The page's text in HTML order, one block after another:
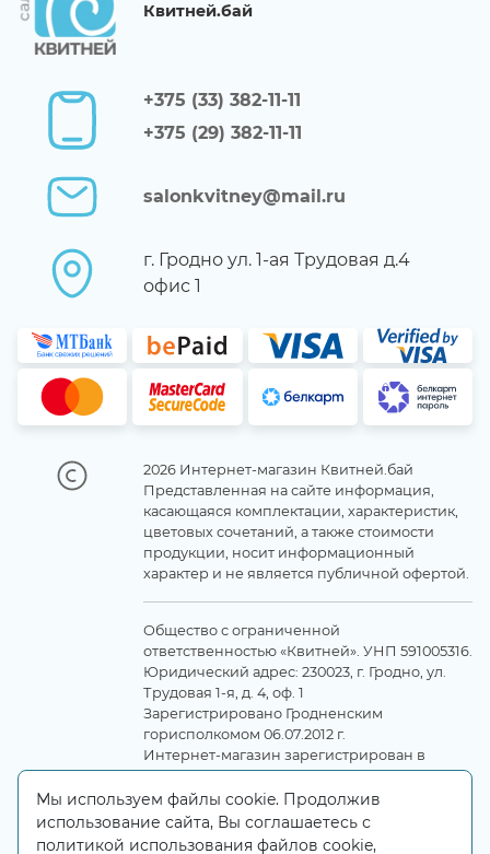
Квитней.бай
+375 (33) 382-11-11
+375 (29) 382-11-11
salonkvitney@mail.ru
г. Гродно ул. 1-ая Трудовая д.4
офис 1
2026 Интернет-магазин Квитней.бай
Представленная на сайте информация,
касающаяся комплектации, характеристик,
цветовых сочетаний, а также стоимости
продукции, носит информационный
характер и не является публичной офертой.
Общество с ограниченной
ответственностью «Квитней». УНП 591005316.
Юридический адрес: 230023, г. Гродно, ул.
Трудовая 1-я, д. 4, оф. 1
Зарегистрировано Гродненским
горисполкомом 06.07.2012 г.
Интернет-магазин зарегистрирован в
Торговом реестре 23 августа 2023 г. за
№563430
Мы используем файлы cookie. Продолжив
использование сайта, Вы соглашаетесь с
политикой использования файлов cookie,